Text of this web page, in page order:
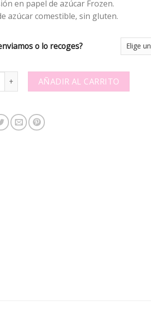
en papel de azúcar Frozen.
azúcar comestible, sin gluten.
o lo recoges?
azucar - Frozen Galletas quantity
AÑADIR AL CARRITO